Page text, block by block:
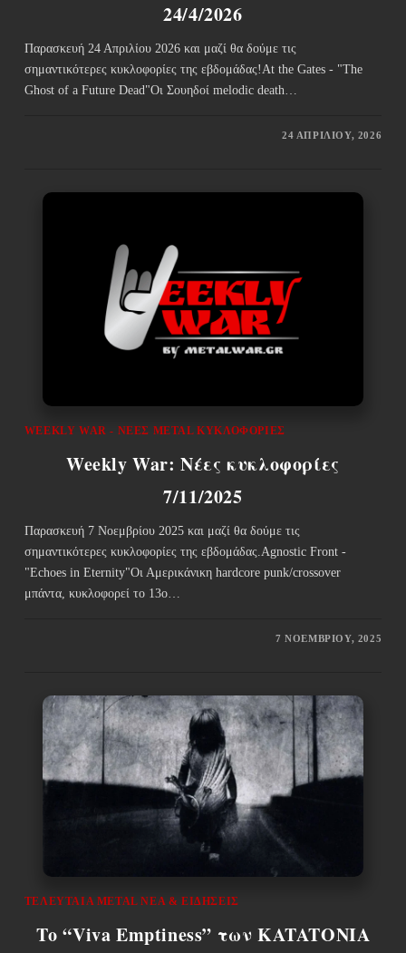
24/4/2026
Παρασκευή 24 Απριλίου 2026 και μαζί θα δούμε τις
σημαντικότερες κυκλοφορίες της εβδομάδας!At the Gates - "The
Ghost of a Future Dead"Οι Σουηδοί melodic death…
24 ΑΠΡΙΛΊΟΥ, 2026
WEEKLY WAR - ΝΈΕΣ METAL ΚΥΚΛΟΦΟΡΊΕΣ
Weekly War: Νέες κυκλοφορίες
7/11/2025
Παρασκευή 7 Νοεμβρίου 2025 και μαζί θα δούμε τις
σημαντικότερες κυκλοφορίες της εβδομάδας.Agnostic Front -
"Echoes in Eternity"Οι Αμερικάνικη hardcore punk/crossover
μπάντα, κυκλοφορεί το 13ο…
7 ΝΟΕΜΒΡΊΟΥ, 2025
ΤΕΛΕΥΤΑΊΑ METAL ΝΈΑ & EΙΔΉΣΕΙΣ
Το “Viva Emptiness” των KATATONIA